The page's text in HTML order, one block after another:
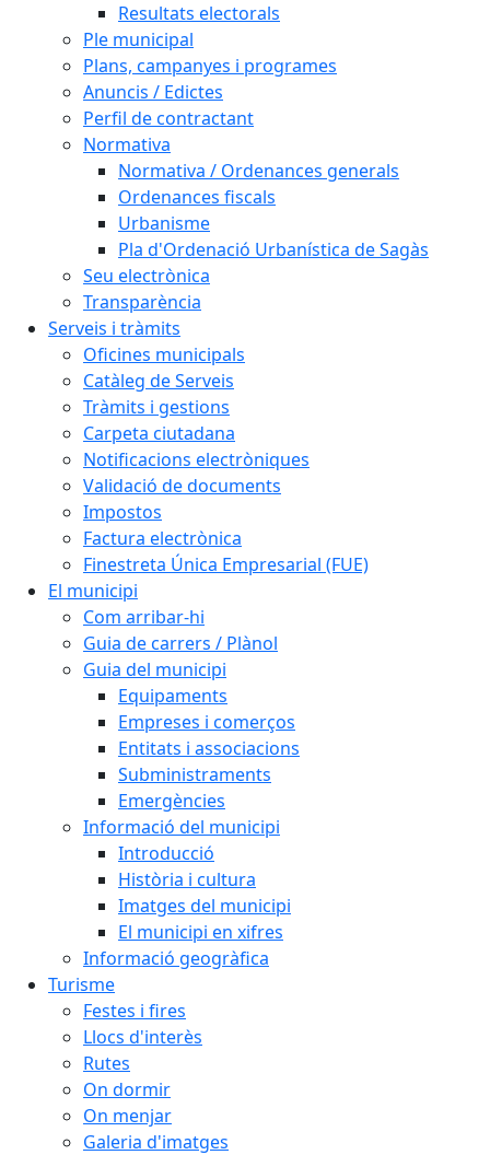
Resultats electorals
Ple municipal
Plans, campanyes i programes
Anuncis / Edictes
Perfil de contractant
Normativa
Normativa / Ordenances generals
Ordenances fiscals
Urbanisme
Pla d'Ordenació Urbanística de Sagàs
Seu electrònica
Transparència
Serveis i tràmits
Oficines municipals
Catàleg de Serveis
Tràmits i gestions
Carpeta ciutadana
Notificacions electròniques
Validació de documents
Impostos
Factura electrònica
Finestreta Única Empresarial (FUE)
El municipi
Com arribar-hi
Guia de carrers / Plànol
Guia del municipi
Equipaments
Empreses i comerços
Entitats i associacions
Subministraments
Emergències
Informació del municipi
Introducció
Història i cultura
Imatges del municipi
El municipi en xifres
Informació geogràfica
Turisme
Festes i fires
Llocs d'interès
Rutes
On dormir
On menjar
Galeria d'imatges